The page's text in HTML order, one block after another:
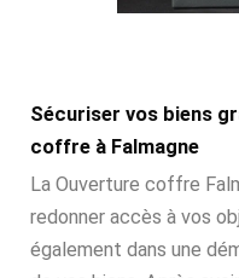
Sécuriser vos biens
coffre à Falmagne
La Ouverture coffre
redonner accès à vos
également dans une